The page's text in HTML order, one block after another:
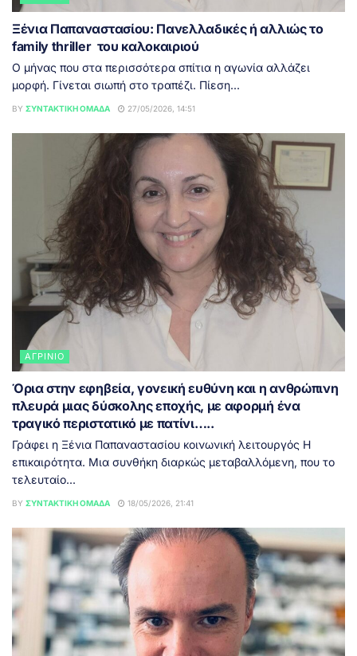
Ξένια Παπαναστασίου: Πανελλαδικές ή αλλιώς το
family thriller του καλοκαιριού
Ο μήνας που στα περισσότερα σπίτια η αγωνία αλλάζει
μορφή. Γίνεται σιωπή στο τραπέζι. Πίεση...
BY ΣΥΝΤΑΚΤΙΚΉ ΟΜΆΔΑ 27/05/2026, 14:51
ΑΓΡΊΝΙΟ
Όρια στην εφηβεία, γονεική ευθύνη και η ανθρώπινη
πλευρά μιας δύσκολης εποχής, με αφορμή ένα
τραγικό περιστατικό με πατίνι…..
Γράφει η Ξένια Παπαναστασίου κοινωνική λειτουργός Η
επικαιρότητα. Μια συνθήκη διαρκώς μεταβαλλόμενη, που το
τελευταίο...
BY ΣΥΝΤΑΚΤΙΚΉ ΟΜΆΔΑ 18/05/2026, 21:41